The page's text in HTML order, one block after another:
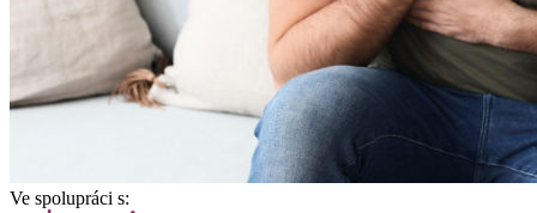
Ve spolupráci s: